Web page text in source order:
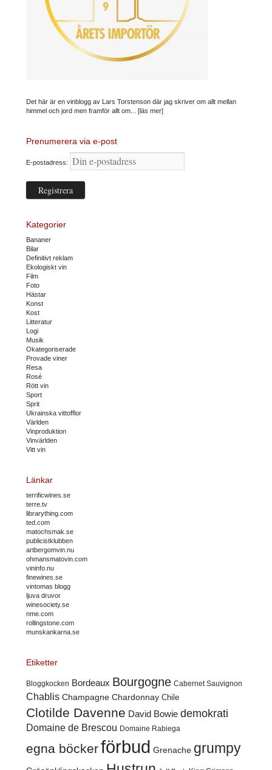
Det här är en vinblogg av Lars Torstenson där jag skriver om allt mellan
himmel och jord men framför allt om... [läs mer]
Prenumerera via e-post
E-postadress:
Kategorier
Bananer
Bilar
Definitivt reklam
Ekologiskt vin
Film
Foto
Hästar
Konst
Kost
Litteratur
Logi
Musik
Okategoriserade
Provade viner
Resa
Rosé
Rött vin
Sport
Sprit
Ukrainska vittofflor
Världen
Vinproduktion
Vinvärlden
Vitt vin
Länkar
terrificwines.se
terre.tv
librarything.com
ted.com
matochsmak.se
publicistklubben
artbergomvin.nu
ohmansmatovin.com
vininfo.nu
finewines.se
vintomas blogg
ljuva druvor
winesociety.se
nme.com
rollingstone.com
munskankarna.se
Etiketter
Bloggkocken Bordeaux Bourgogne Cabernet Sauvignon
Chablis Champagne Chardonnay Chile
Clotilde Davenne David Bowie demokrati
Domaine de Brescou Domaine Rabiega
egna böckerförbud Grenache grumpy